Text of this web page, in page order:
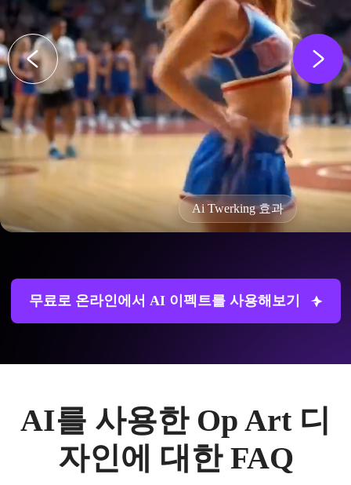
Ai Twerking 효과
무료로 온라인에서 AI 이펙트를 사용해보기
AI를 사용한 Op Art 디
자인에 대한 FAQ